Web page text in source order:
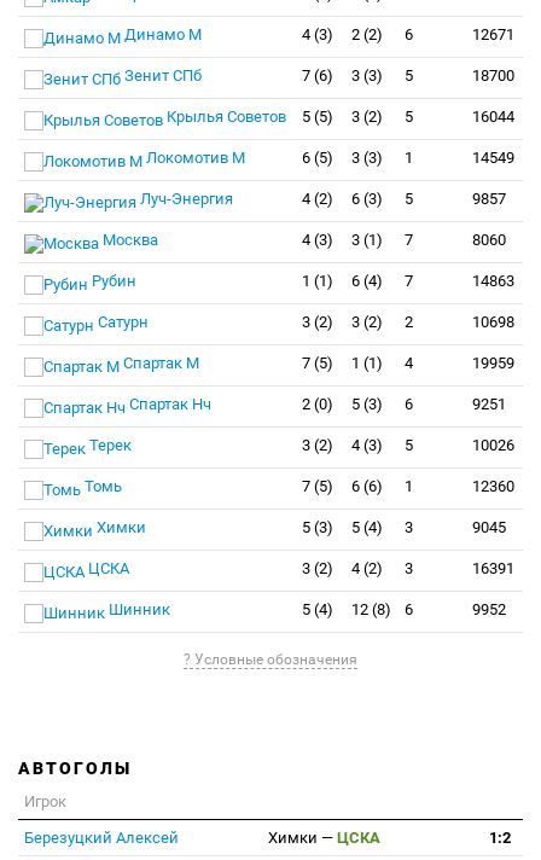
Динамо М 4 (3) 2 (2) 6 12671
Зенит СПб 7 (6) 3 (3) 5 18700
Крылья Советов 5 (5) 3 (2) 5 16044
Локомотив М 6 (5) 3 (3) 1 14549
Луч-Энергия 4 (2) 6 (3) 5 9857
Москва 4 (3) 3 (1) 7 8060
Рубин 1 (1) 6 (4) 7 14863
Сатурн 3 (2) 3 (2) 2 10698
Спартак М 7 (5) 1 (1) 4 19959
Спартак Нч 2 (0) 5 (3) 6 9251
Терек 3 (2) 4 (3) 5 10026
Томь 7 (5) 6 (6) 1 12360
Химки 5 (3) 5 (4) 3 9045
ЦСКА 3 (2) 4 (2) 3 16391
Шинник 5 (4) 12 (8) 6 9952
? Условные обозначения
АВТОГОЛЫ
Игрок
Березуцкий Алексей
Химки — ЦСКА
1:2